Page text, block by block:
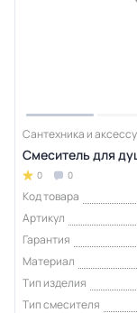
Сантехника и
Смеситель для
0 0
Код товара
Артикул
Гарантия
Материал
Тип изделия
Тип смесителя